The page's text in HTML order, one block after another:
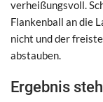
verheißungsvoll.
Flankenball an die
nicht und der
abstauben.
Ergebnis